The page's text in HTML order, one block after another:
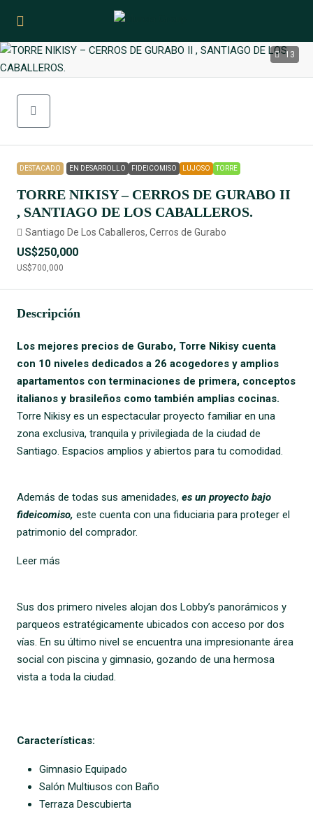
13
DESTACADO EN DESARROLLO FIDEICOMISO LUJOSO TORRE
TORRE NIKISY – CERROS DE GURABO II
, SANTIAGO DE LOS CABALLEROS.
Santiago De Los Caballeros, Cerros de Gurabo
US$250,000
US$700,000
Descripción
Los mejores precios de Gurabo, Torre Nikisy cuenta
con 10 niveles dedicados a 26 acogedores y amplios
apartamentos con terminaciones de primera, conceptos
italianos y brasileños como también amplias cocinas.
Torre Nikisy es un espectacular proyecto familiar en una
zona exclusiva, tranquila y privilegiada de la ciudad de
Santiago. Espacios amplios y abiertos para tu comodidad.
Además de todas sus amenidades, es un proyecto bajo
fideicomiso, este cuenta con una fiduciaria para proteger el
patrimonio del comprador.
Leer más
Sus dos primero niveles alojan dos Lobby’s panorámicos y
parqueos estratégicamente ubicados con acceso por dos
vías. En su último nivel se encuentra una impresionante área
social con piscina y gimnasio, gozando de una hermosa
vista a toda la ciudad.
Características:
Gimnasio Equipado
Salón Multiusos con Baño
Terraza Descubierta